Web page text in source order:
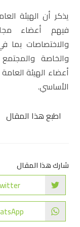
فيهم أعضاء
والاختصاصات
والخاصة
أعضاء الهيئة
الأساسي.
اطبع هذا المقال
شارك هذا المقال